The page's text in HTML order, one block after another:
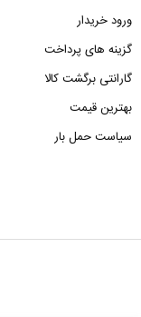
ورود خریدار
گزینه های پرداخت
گارانتی برگشت کالا
بهترین قیمت
سیاست حمل بار